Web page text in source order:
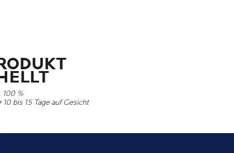
100 %
bis 15 Tage auf Gesicht